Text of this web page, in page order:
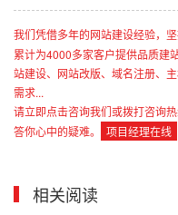
我们凭借多年的网站建设经验，坚
累计为4000多家客户提供品质建
站建设、网站改版、域名注册、
需求...
请立即点击咨询我们或拨打咨询热
答你心中的疑难。
项目经理在线
相关阅读